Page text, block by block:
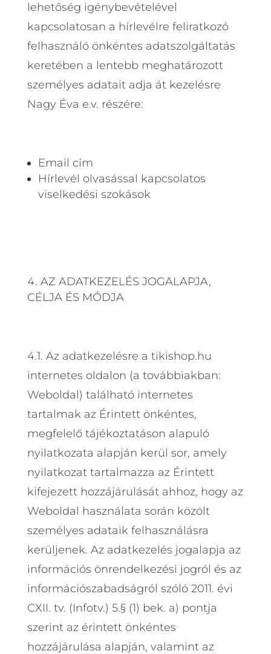
lehetőség igénybevételével
kapcsolatosan a hírlevélre feliratkozó
felhasználó önkéntes adatszolgáltatás
keretében a lentebb meghatározott
személyes adatait adja át kezelésre
Nagy Éva e.v. részére:
Email cím
Hírlevél olvasással kapcsolatos
viselkedési szokások
AZ ADATKEZELÉS JOGALAPJA,
CÉLJA ÉS MÓDJA
4.1. Az adatkezelésre a tikishop.hu
internetes oldalon (a továbbiakban:
Weboldal) található internetes
tartalmak az Érintett önkéntes,
megfelelő tájékoztatáson alapuló
nyilatkozata alapján kerül sor, amely
nyilatkozat tartalmazza az Érintett
kifejezett hozzájárulását ahhoz, hogy az
Weboldal használata során közölt
személyes adataik felhasználásra
kerüljenek. Az adatkezelés jogalapja az
információs önrendelkezési jogról és az
információszabadságról szóló 2011. évi
CXII. tv. (Infotv.) 5.§ (1) bek. a) pontja
szerint az érintett önkéntes
hozzájárulása alapján, valamint az